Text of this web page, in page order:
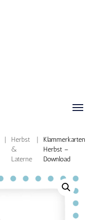
|
Herbst
&
Laterne
|
Klammerkarten
Herbst –
Download